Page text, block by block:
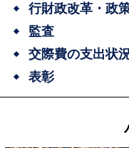
行財政改革・政
監査
交際費の支出状
表彰